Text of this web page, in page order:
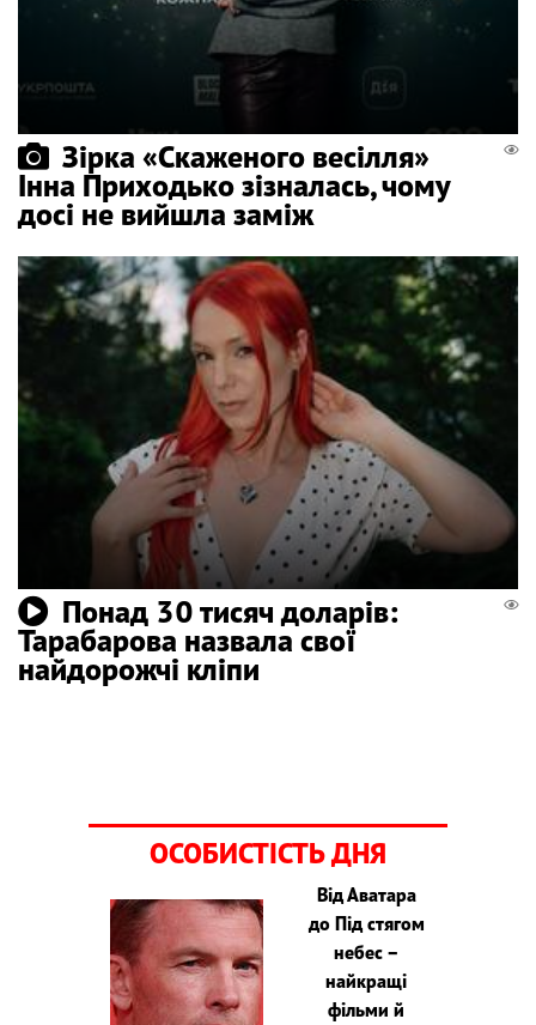
Зірка «Скаженого весілля»
Інна Приходько зізналась, чому
досі не вийшла заміж
Понад 30 тисяч доларів:
Тарабарова назвала свої
найдорожчі кліпи
ОСОБИСТІСТЬ ДНЯ
Від Аватара
до Під стягом
небес –
найкращі
фільми й